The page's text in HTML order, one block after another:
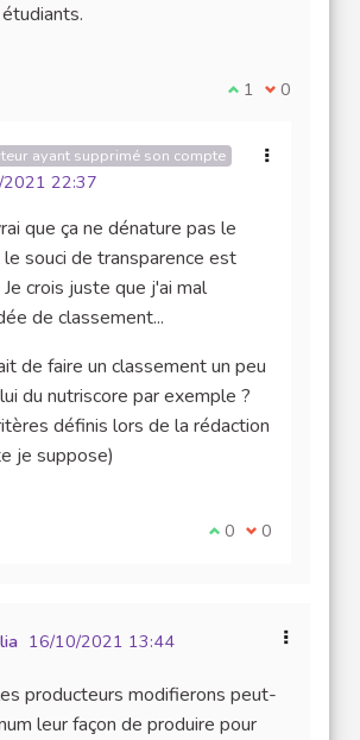
Je suis d'accord
1 Je ne suis
0
ayant supprimé son compte
22:37
que ça ne dénature pas le
souci de transparence est
crois juste que j'ai mal
de classement...
de faire un classement un peu
du nutriscore par exemple ?
définis lors de la rédaction
je suppose)
Je suis d'accord
0 Je ne suis
0
16/10/2021 13:44
producteurs modifierons peut-
leur façon de produire pour